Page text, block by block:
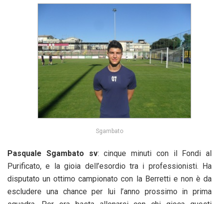
Sgambato
Pasquale Sgambato sv: cinque minuti con il Fondi al
Purificato, e la gioia dell’esordio tra i professionisti. Ha
disputato un ottimo campionato con la Berretti e non è da
escludere una chance per lui l’anno prossimo in prima